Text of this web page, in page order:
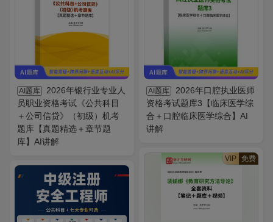
AI题库
2026年银行业专业人
员职业资格考试《公共科目
＋公司信贷》（初级）机考
题库【真题精选＋章节题
库】AI讲解
AI题库
2026年口腔执业医师
资格考试题库3【临床医学综
合＋口腔临床医学综合】AI
讲解
VIP 免费